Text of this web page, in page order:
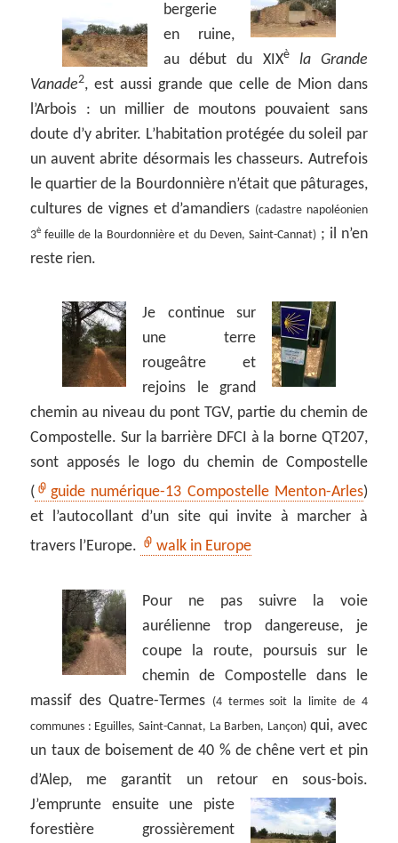
bergerie
en ruine,
au début du XIXè
la Grande
Vanade2, est aussi grande que celle de Mion dans
l’Arbois : un millier de moutons pouvaient sans
doute d’y abriter. L’habitation protégée du soleil par
un auvent abrite désormais les chasseurs. Autrefois
le quartier de la Bourdonnière n’était que pâturages,
cultures de vignes et d’amandiers (cadastre napoléonien
3è feuille de la Bourdonnière et du Deven, Saint-Cannat); il n’en
reste rien.
Je continue sur
une terre
rougeâtre et
rejoins le grand
chemin au niveau du pont TGV, partie du chemin de
Compostelle. Sur la barrière DFCI à la borne QT207,
sont apposés le logo du chemin de Compostelle
(
guide numérique-13 Compostelle Menton-Arles)
et l’autocollant d’un site qui invite à marcher à
travers l’Europe.
walk in Europe
Pour ne pas suivre la voie
aurélienne trop dangereuse, je
coupe la route, poursuis sur le
chemin de Compostelle dans le
massif des Quatre-Termes (4 termes soit la limite de 4
communes : Eguilles, Saint-Cannat, La Barben, Lançon)qui, avec
un taux de boisement de 40 % de chêne vert et pin
d’Alep, me garantit un retour en sous-bois.
J’emprunte ensuite une piste
forestière grossièrement